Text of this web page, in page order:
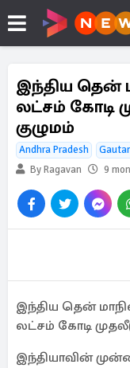
இந்திய தென்
லட்சம் கோடி
குழுமம்
Andhra Pradesh
By Ragavan
9
இந்திய தென்
லட்சம் கோடி
இந்தியாவின்